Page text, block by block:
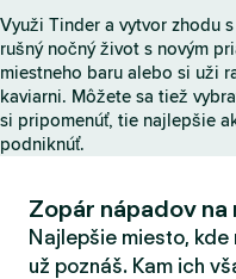
o
v
k
a
T
d
e
r
Využi Tinder a vytvor zhodu
rušný nočný život s novým
miestneho baru alebo si uži
kaviarni. Môžete sa tiež
si pripomenúť, tie najlepšie
podniknúť.
Zopár nápadov
Najlepšie miesto,
už poznáš. Kam ich